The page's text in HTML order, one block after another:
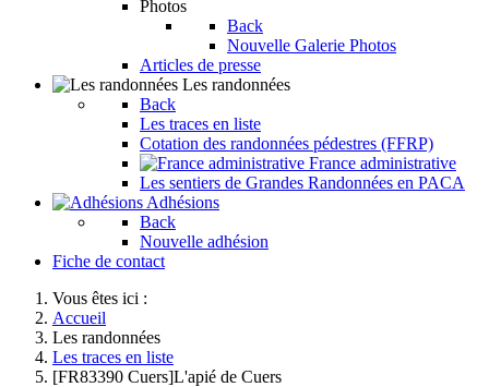
Photos
Back
Nouvelle Galerie Photos
Articles de presse
Les randonnées
Back
Les traces en liste
Cotation des randonnées pédestres (FFRP)
France administrative
Les sentiers de Grandes Randonnées en PACA
Adhésions
Back
Nouvelle adhésion
Fiche de contact
Vous êtes ici :
Accueil
Les randonnées
Les traces en liste
[FR83390 Cuers]L'apié de Cuers